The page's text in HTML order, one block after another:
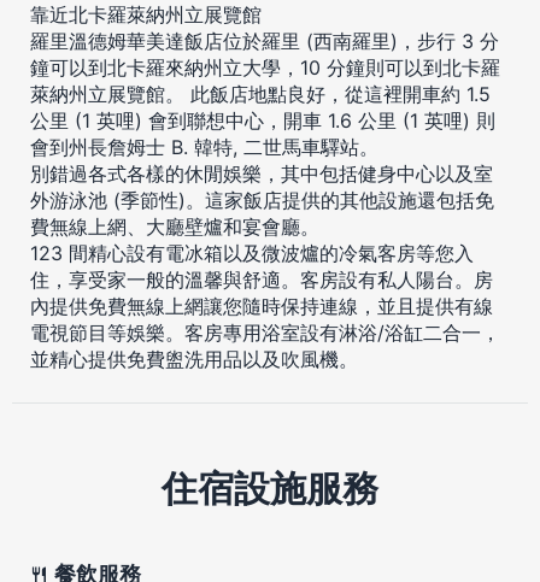
靠近北卡羅萊納州立展覽館
羅里溫德姆華美達飯店位於羅里 (西南羅里)，步行 3 分
鐘可以到北卡羅來納州立大學，10 分鐘則可以到北卡羅
萊納州立展覽館。 此飯店地點良好，從這裡開車約 1.5
公里 (1 英哩) 會到聯想中心，開車 1.6 公里 (1 英哩) 則
會到州長詹姆士 B. 韓特, 二世馬車驛站。
別錯過各式各樣的休閒娛樂，其中包括健身中心以及室
外游泳池 (季節性)。這家飯店提供的其他設施還包括免
費無線上網、大廳壁爐和宴會廳。
123 間精心設有電冰箱以及微波爐的冷氣客房等您入
住，享受家一般的溫馨與舒適。客房設有私人陽台。房
內提供免費無線上網讓您隨時保持連線，並且提供有線
電視節目等娛樂。客房專用浴室設有淋浴/浴缸二合一，
並精心提供免費盥洗用品以及吹風機。
住宿設施服務
餐飲服務